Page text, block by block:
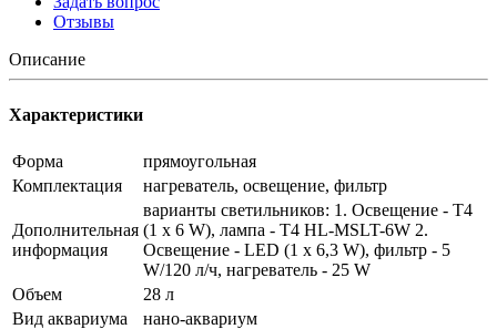
Отзывы
Описание
Характеристики
Форма
прямоугольная
Комплектация
нагреватель, освещение, фильтр
Дополнительная
информация
варианты светильников: 1. Освещение - T4
(1 x 6 W), лампа - T4 HL-MSLT-6W 2.
Освещение - LED (1 x 6,3 W), фильтр - 5
W/120 л/ч, нагреватель - 25 W
Объем
28 л
Вид аквариума
нано-аквариум